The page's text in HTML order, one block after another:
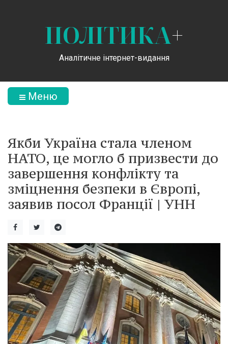
ПОЛІТИКА+
Аналітичне інтернет-видання
Меню
Якби Україна стала членом
НАТО, це могло б призвести до
завершення конфлікту та
зміцнення безпеки в Європі,
заявив посол Франції | УНН